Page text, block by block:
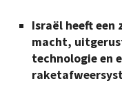
Israël heeft een
macht,
technologie en